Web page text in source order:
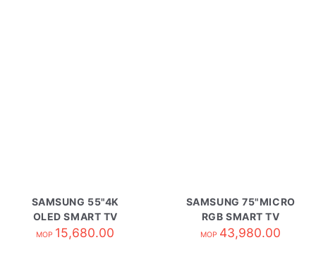
SAMSUNG 55"4K
OLED SMART TV
QA55S85HAEXZK
MOP 15,680.00
SAMSUNG 75"MICRO
RGB SMART TV
MRA75R85HAJXZK
MOP 43,980.00